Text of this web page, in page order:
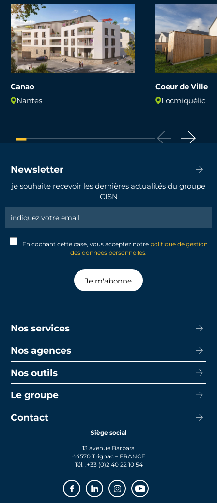
Canao
Nantes
Coeur de Ville
Locmiquélic
Newsletter
je souhaite recevoir les dernières actualités du groupe
CISN
Newsletter
Signup
En cochant cette case, vous acceptez notre politique de gestion
des données personnelles.
Je m'abonne
Nos services
Acheter
Promotion
Transaction
Faire gérer
Nos agences
CISN Agence Immobilière Nantes Decré
CISN Agence Immobilière La Baule
Nos outils
Capacité d’emprunt
Le prêt bancaire
Le groupe
Le groupe
Contact
Siège social
13 avenue Barbara
44570 Trignac – FRANCE
Tél. :+33 (0)2 40 22 10 54
FacebookLinkedinInstagramYoutube